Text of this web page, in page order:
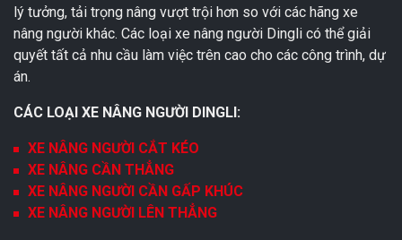
lý tưởng, tải trọng nâng vượt trội hơn so với các hãng xe
nâng người khác. Các loại xe nâng người Dingli có thể giải
quyết tất cả nhu cầu làm việc trên cao cho các công trình, dự
án.
CÁC LOẠI XE NÂNG NGƯỜI DINGLI:
XE NÂNG NGƯỜI CẮT KÉO
XE NÂNG CẦN THẲNG
XE NÂNG NGƯỜI CẦN GẤP KHÚC
XE NÂNG NGƯỜI LÊN THẲNG